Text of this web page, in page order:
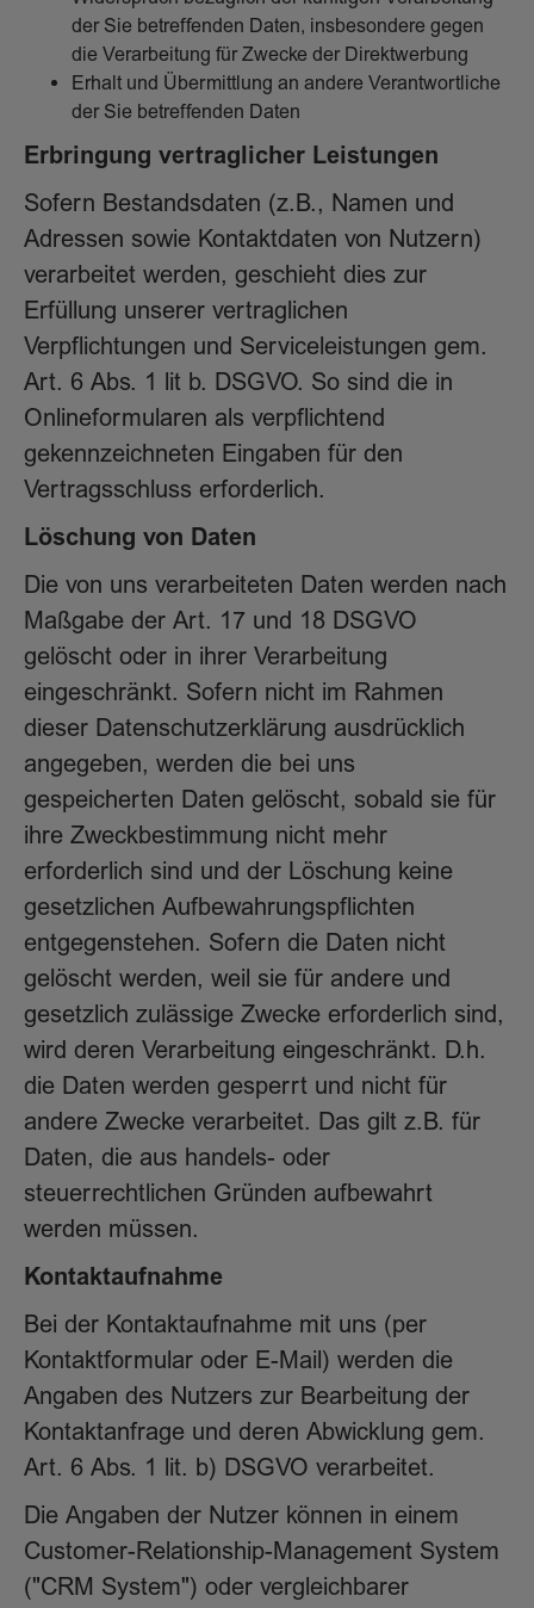
der Sie betreffenden Daten, insbesondere gegen
die Verarbeitung für Zwecke der Direktwerbung
Erhalt und Übermittlung an andere Verantwortliche
der Sie betreffenden Daten
Erbringung vertraglicher Leistungen
Sofern Bestandsdaten (z.B., Namen und
Adressen sowie Kontaktdaten von Nutzern)
verarbeitet werden, geschieht dies zur
Erfüllung unserer vertraglichen
Verpflichtungen und Serviceleistungen gem.
Art. 6 Abs. 1 lit b. DSGVO. So sind die in
Onlineformularen als verpflichtend
gekennzeichneten Eingaben für den
Vertragsschluss erforderlich.
Löschung von Daten
Die von uns verarbeiteten Daten werden nach
Maßgabe der Art. 17 und 18 DSGVO
gelöscht oder in ihrer Verarbeitung
eingeschränkt. Sofern nicht im Rahmen
dieser Datenschutzerklärung ausdrücklich
angegeben, werden die bei uns
gespeicherten Daten gelöscht, sobald sie für
ihre Zweckbestimmung nicht mehr
erforderlich sind und der Löschung keine
gesetzlichen Aufbewahrungspflichten
entgegenstehen. Sofern die Daten nicht
gelöscht werden, weil sie für andere und
gesetzlich zulässige Zwecke erforderlich sind,
wird deren Verarbeitung eingeschränkt. D.h.
die Daten werden gesperrt und nicht für
andere Zwecke verarbeitet. Das gilt z.B. für
Daten, die aus handels- oder
steuerrechtlichen Gründen aufbewahrt
werden müssen.
Kontaktaufnahme
Bei der Kontaktaufnahme mit uns (per
Kontaktformular oder E-Mail) werden die
Angaben des Nutzers zur Bearbeitung der
Kontaktanfrage und deren Abwicklung gem.
Art. 6 Abs. 1 lit. b) DSGVO verarbeitet.
Die Angaben der Nutzer können in einem
Customer-Relationship-Management System
("CRM System") oder vergleichbarer